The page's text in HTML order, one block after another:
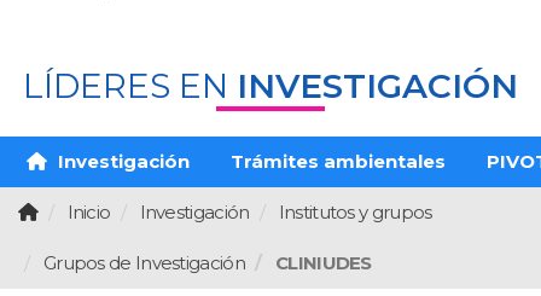
LÍDERES EN INVESTIGACIÓN
Investigación Trámites ambientales
Inicio Investigación Institutos y grupos
Grupos de Investigación CLINIUDES